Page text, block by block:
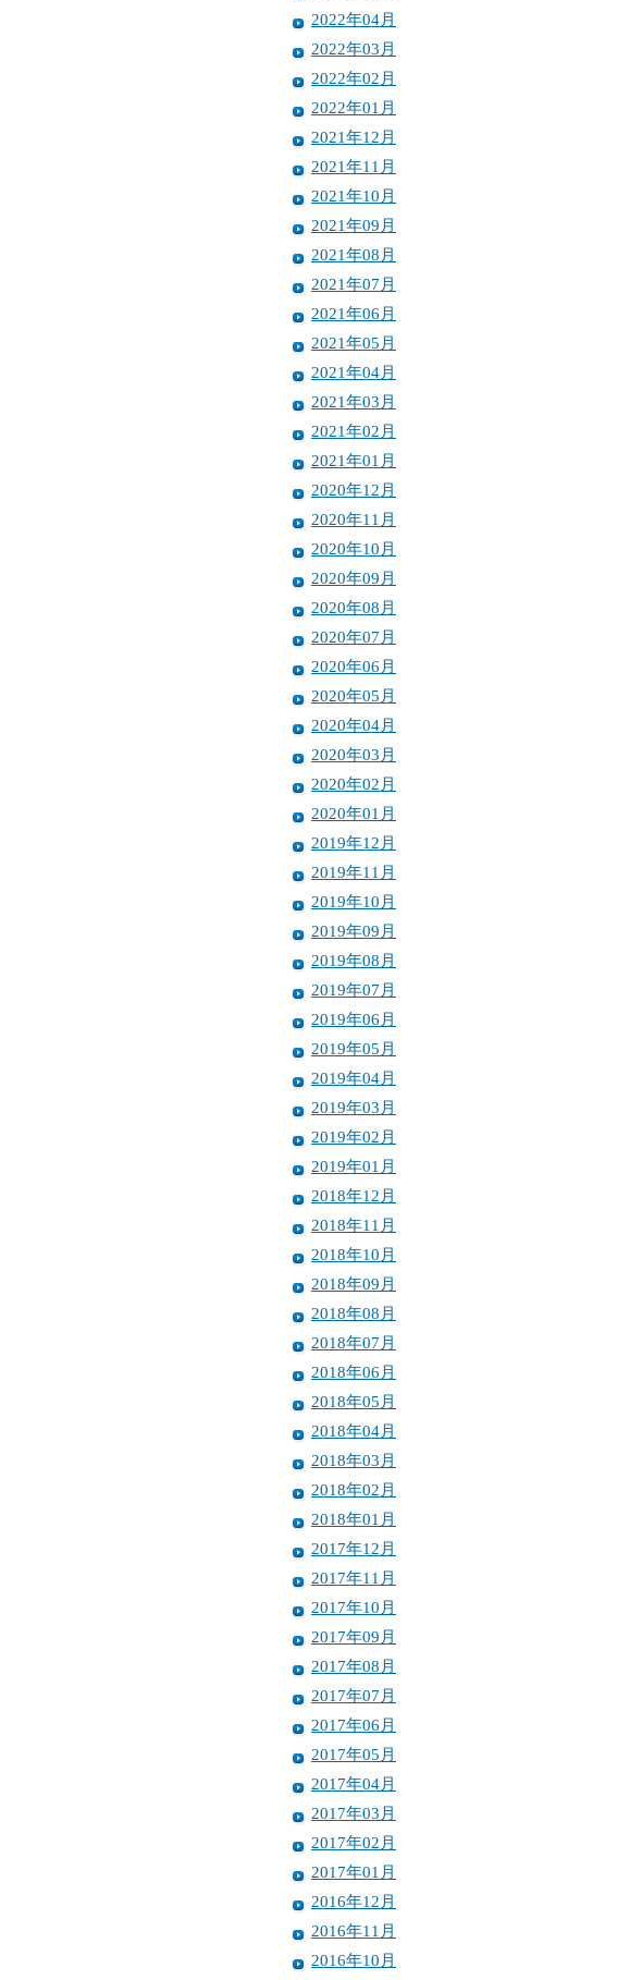
2022年04月
2022年03月
2022年02月
2022年01月
2021年12月
2021年11月
2021年10月
2021年09月
2021年08月
2021年07月
2021年06月
2021年05月
2021年04月
2021年03月
2021年02月
2021年01月
2020年12月
2020年11月
2020年10月
2020年09月
2020年08月
2020年07月
2020年06月
2020年05月
2020年04月
2020年03月
2020年02月
2020年01月
2019年12月
2019年11月
2019年10月
2019年09月
2019年08月
2019年07月
2019年06月
2019年05月
2019年04月
2019年03月
2019年02月
2019年01月
2018年12月
2018年11月
2018年10月
2018年09月
2018年08月
2018年07月
2018年06月
2018年05月
2018年04月
2018年03月
2018年02月
2018年01月
2017年12月
2017年11月
2017年10月
2017年09月
2017年08月
2017年07月
2017年06月
2017年05月
2017年04月
2017年03月
2017年02月
2017年01月
2016年12月
2016年11月
2016年10月